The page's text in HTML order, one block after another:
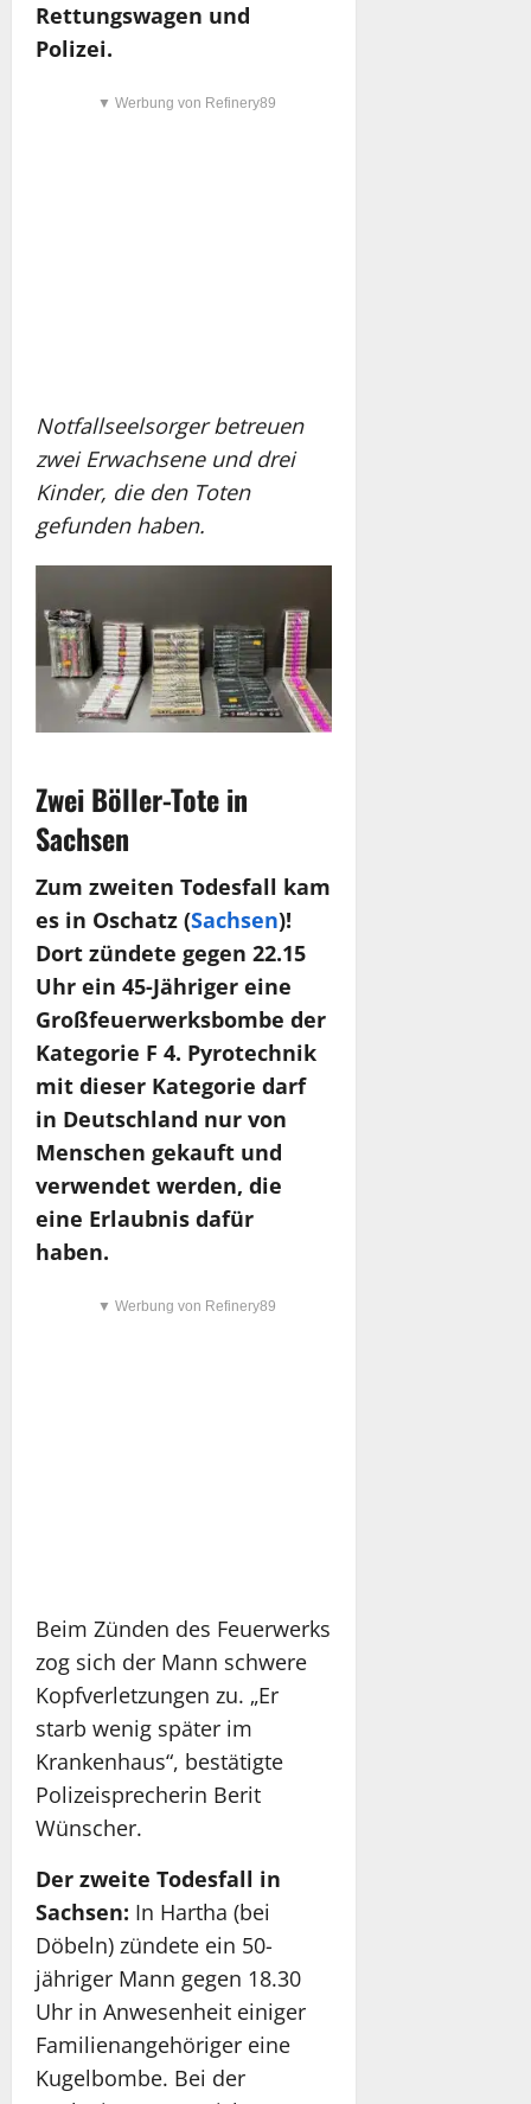
Rettungswagen und
Polizei.
▼ Werbung von Refinery89
Notfallseelsorger betreuen
zwei Erwachsene und drei
Kinder, die den Toten
gefunden haben.
Zwei Böller-Tote in
Sachsen
Zum zweiten Todesfall kam
es in Oschatz (Sachsen)!
Dort zündete gegen 22.15
Uhr ein 45-Jähriger eine
Großfeuerwerksbombe der
Kategorie F 4. Pyrotechnik
mit dieser Kategorie darf
in Deutschland nur von
Menschen gekauft und
verwendet werden, die
eine Erlaubnis dafür
haben.
▼ Werbung von Refinery89
Beim Zünden des Feuerwerks
zog sich der Mann schwere
Kopfverletzungen zu. „Er
starb wenig später im
Krankenhaus“, bestätigte
Polizeisprecherin Berit
Wünscher.
Der zweite Todesfall in
Sachsen: In Hartha (bei
Döbeln) zündete ein 50-
jähriger Mann gegen 18.30
Uhr in Anwesenheit einiger
Familienangehöriger eine
Kugelbombe. Bei der